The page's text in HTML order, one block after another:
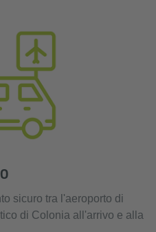
sicuro tra l'aeroporto di
di Colonia all'arrivo e alla